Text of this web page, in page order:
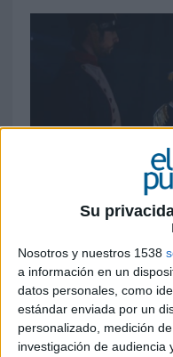
Su
Nosotros y nuestros 1538
a información en un
datos personales, como
estándar enviada por un
personalizado, medición
investigación de audiencia
10 DE NOVIEMBRE DE 2022
hitoria’
Anunciante: Rentik